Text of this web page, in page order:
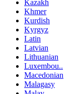
Kazakh
Khmer
Kurdish
Kyrgyz
Latin
Latvian
Lithuanian
Luxembou..
Macedonian
Malagasy